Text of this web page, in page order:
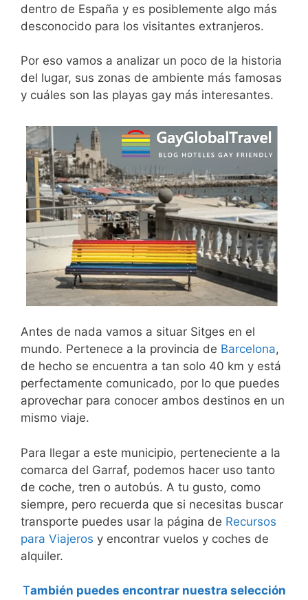
dentro de España y es posiblemente algo más
desconocido para los visitantes extranjeros.
Por eso vamos a analizar un poco de la historia
del lugar, sus zonas de ambiente más famosas
y cuáles son las playas gay más interesantes.
Antes de nada vamos a situar Sitges en el
mundo. Pertenece a la provincia de Barcelona,
de hecho se encuentra a tan solo 40 km y está
perfectamente comunicado, por lo que puedes
aprovechar para conocer ambos destinos en un
mismo viaje.
Para llegar a este municipio, perteneciente a la
comarca del Garraf, podemos hacer uso tanto
de coche, tren o autobús. A tu gusto, como
siempre, pero recuerda que si necesitas buscar
transporte puedes usar la página de Recursos
para Viajeros y encontrar vuelos y coches de
alquiler.
También puedes encontrar nuestra selección